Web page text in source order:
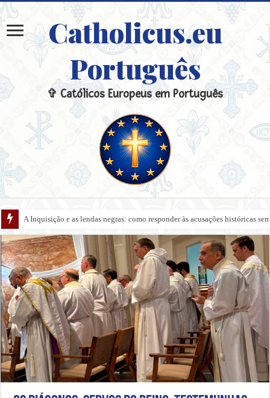
Catholicus.eu
Português
✞ Católicos Europeus em Português
A Inquisição e as lendas negras: como responder às acusações históricas